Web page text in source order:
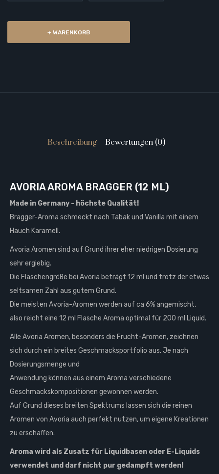
+ WARENKORB
Beschreibung Bewertungen (0)
AVORIA AROMA BRAGGER (12 ML)
Made in Germany - höchste Qualität!
Bragger-Aroma schmeckt nach Tabak und Vanilla mit einem
Hauch Karamell.
Avoria Aromen sind auf Grund ihrer eher niedrigen Dosierung
sehr ergiebig.
Die Flaschengröße bei Avoria beträgt 12 ml und trotz der etwas
seltsamen Zahl aus gutem Grund.
Die meisten Avoria-Aromen werden auf ca 6% angemischt,
also reicht eine 12 ml Flasche Aroma optimal für 200 ml Liquid.
Alle Avoria Aromen, besonders die Frucht-Aromen, zeichnen
sich durch ein breites Geschmacksportfolio aus. Je nach
Dosierungsmenge und
Anwendung können aus einem Aroma verschiedene
Geschmackskompositionen gewonnen werden.
Auf Grund dieses breiten Spektrums lassen sich die reinen
Aromen von Avoria auch perfekt nutzen, um eigene Kreationen
zu erschaffen.
Aroma wird als Zusatz für Liquidbasen oder E-Liquids
verwendet und darf nicht pur gedampft werden!